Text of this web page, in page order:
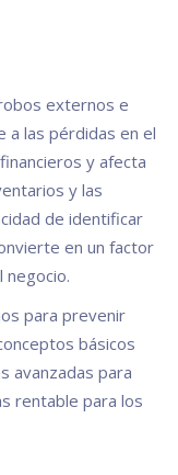
externos e
a las pérdidas en el
y afecta
y las
de identificar
en un factor
negocio.
para prevenir
básicos
avanzadas para
rentable para los